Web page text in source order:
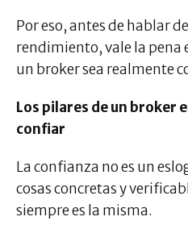
Por eso, antes de hablar
rendimiento, vale la pena
un broker sea realmente
Los pilares de un broker
confiar
La confianza no es un
cosas concretas y
siempre es la misma.